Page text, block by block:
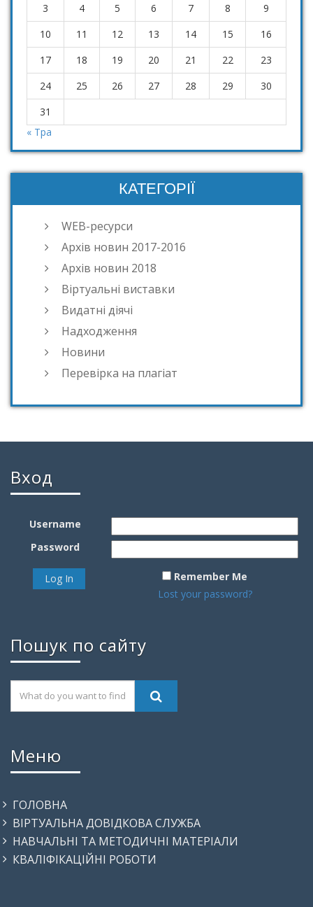
3
4 5 6 7 8
9
10
11 12 13 14 15
16
17
18 19 20 21 22
23
24
25 26 27 28 29
30
31
« Тра
КАТЕГОРІЇ
WEB-ресурси
Архів новин 2017-2016
Архів новин 2018
Віртуальні виставки
Видатні діячі
Надходження
Новини
Перевірка на плагіат
Вход
Username
Password
Remember Me
Lost your password?
Пошук по сайту
Меню
ГОЛОВНА
ВІРТУАЛЬНА ДОВІДКОВА СЛУЖБА
НАВЧАЛЬНІ ТА МЕТОДИЧНІ МАТЕРІАЛИ
КВАЛІФІКАЦІЙНІ РОБОТИ